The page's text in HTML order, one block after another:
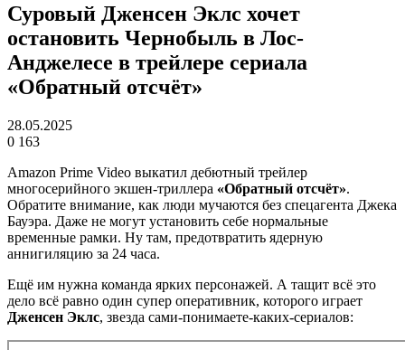
Суровый Дженсен Эклс хочет
остановить Чернобыль в Лос-
Анджелесе в трейлере сериала
«Обратный отсчёт»
28.05.2025
0 163
Amazon Prime Video выкатил дебютный трейлер
многосерийного экшен-триллера «Обратный отсчёт».
Обратите внимание, как люди мучаются без спецагента Джека
Бауэра. Даже не могут установить себе нормальные
временные рамки. Ну там, предотвратить ядерную
аннигиляцию за 24 часа.
Ещё им нужна команда ярких персонажей. А тащит всё это
дело всё равно один супер оперативник, которого играет
Дженсен Эклс, звезда сами-понимаете-каких-сериалов: